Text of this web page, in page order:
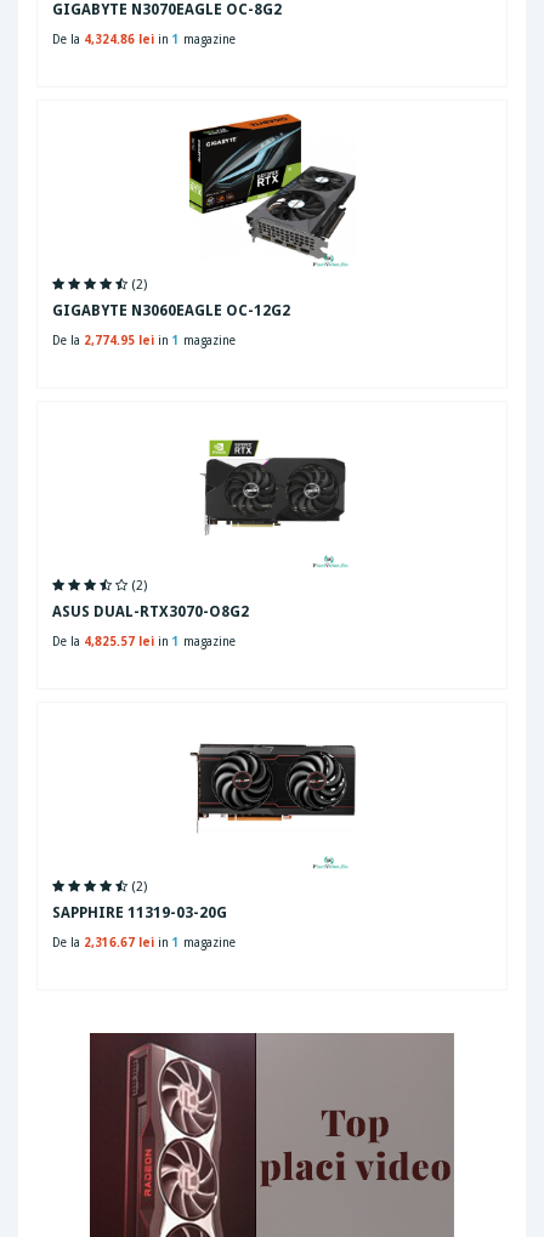
GIGABYTE N3070EAGLE OC-8G2
De la 4,324.86 lei in 1 magazine
(2)
GIGABYTE N3060EAGLE OC-12G2
De la 2,774.95 lei in 1 magazine
(2)
ASUS DUAL-RTX3070-O8G2
De la 4,825.57 lei in 1 magazine
(2)
SAPPHIRE 11319-03-20G
De la 2,316.67 lei in 1 magazine